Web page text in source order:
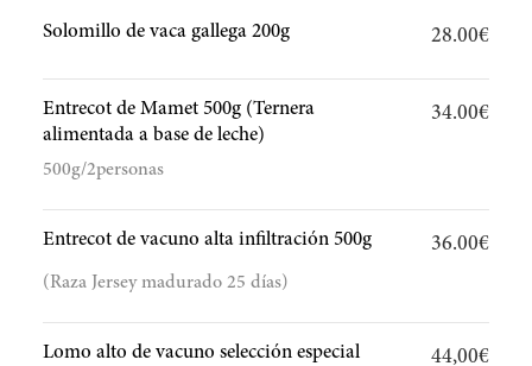
Solomillo de vaca gallega 200g 28.00€
Entrecot de Mamet 500g (Ternera
alimentada a base de leche)
34.00€
500g/2personas
Entrecot de vacuno alta infiltración 500g 36.00€
(Raza Jersey madurado 25 días)
Lomo alto de vacuno selección especial
44,00€